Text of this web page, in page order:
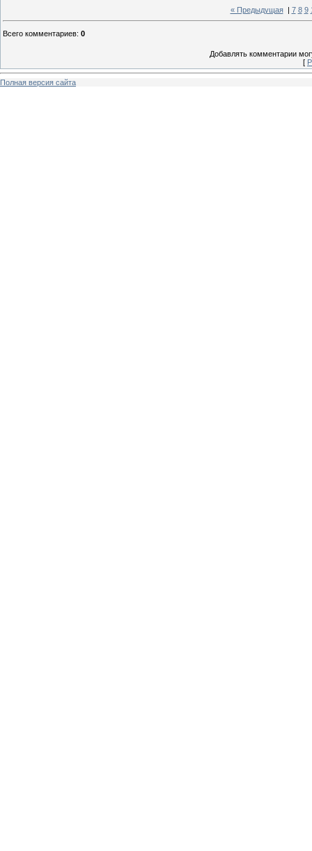
« Предыдущая| 7 8 9
Всего комментариев: 0
Добавлять комментарии
[
Полная версия сайта